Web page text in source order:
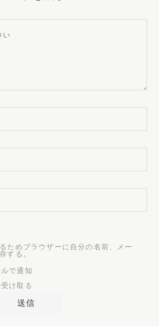
ためブラウザーに自分の名前、メー
する。
で通知
け取る